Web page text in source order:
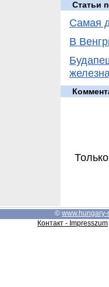
Статьи
Самая
В
© www.hungary-
Контакт - Impresszum